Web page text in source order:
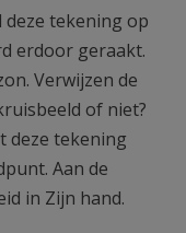
deze tekening op
erdoor geraakt.
Verwijzen de
of niet?
deze tekening
Aan de
in Zijn hand.